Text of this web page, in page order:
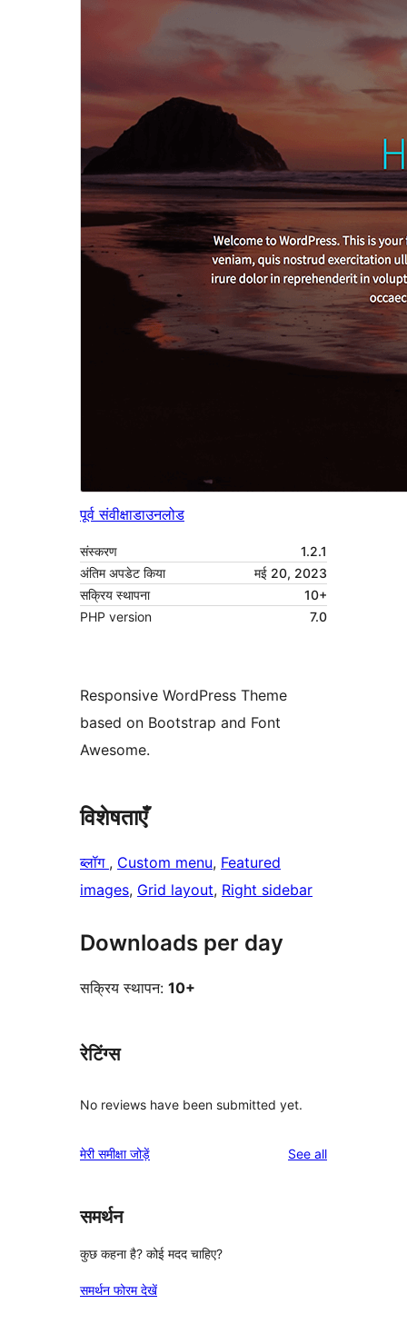
पूर्व संवीक्षाडाउनलोड
संस्करण
1.2.1
अंतिम अपडेट किया
मई 20, 2023
सक्रिय स्थापना
10+
PHP version
7.0
Responsive WordPress Theme
based on Bootstrap and Font
Awesome.
विशेषताएँ
ब्लॉग , Custom menu, Featured
images, Grid layout, Right sidebar
Downloads per day
सक्रिय स्थापन: 10+
रेटिंग्स
No reviews have been submitted yet.
मेरी समीक्षा जोड़ें See allreviews
समर्थन
कुछ कहना है? कोई मदद चाहिए?
समर्थन फोरम देखें